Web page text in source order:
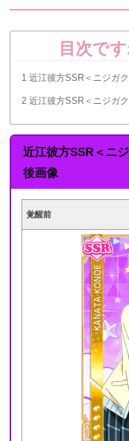
目次で
1 近江彼方SSR＜ニジガ
2 近江彼方SSR＜ニジガ
近江彼方SSR＜ニ
後画像
覚醒前